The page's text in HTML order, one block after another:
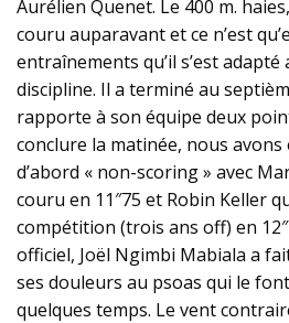
Aurélien Quenet. Le 400 m.
couru auparavant et ce n’est
entraînements qu’il s’est adapté
discipline. Il a terminé au
rapporte à son équipe deux
conclure la matinée, nous avons
d’abord « non-scoring » avec
couru en 11″75 et Robin Keller
compétition (trois ans off) en
officiel, Joël Ngimbi Mabiala a
ses douleurs au psoas qui le
quelques temps. Le vent